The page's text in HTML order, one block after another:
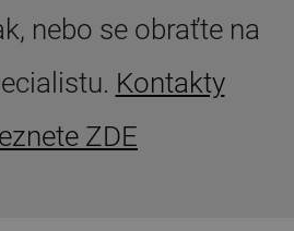
nebo se obraťte na
Kontakty
ZDE